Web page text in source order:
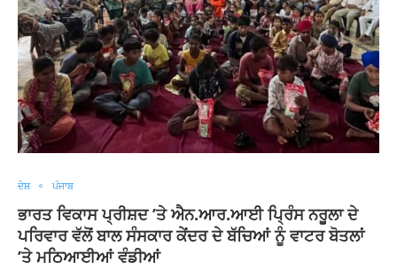
ਦੇਸ਼ ਪੰਜਾਬ
ਭਾਰਤ ਵਿਕਾਸ ਪ੍ਰੀਸ਼ਦ ’ਤੇ ਐਨ.ਆਰ.ਆਈ ਪਿ੍ਰੰਸ ਨਰੂਲਾ ਦੇ
ਪਰਿਵਾਰ ਵੱਲੋਂ ਬਾਲ ਸੰਸਕਾਰ ਕੇਂਦਰ ਦੇ ਬੱਚਿਆਂ ਨੂੰ ਵਾਟਰ ਬੋਤਲਾਂ
’ਤੇ ਮਠਿਆਈਆਂ ਵੰਡੀਆਂ